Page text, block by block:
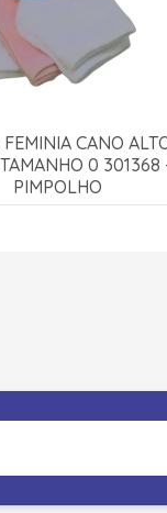
FEMINIA CANO
0 301368
PIMPOLHO